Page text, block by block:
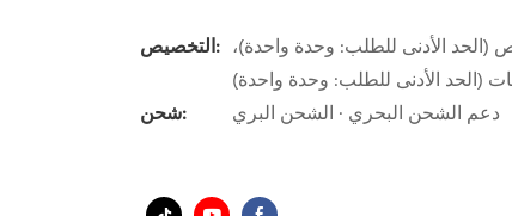
التخصيص: الأدنى للطلب: وحدة واحدة)،
(الحد الأدنى للطلب: وحدة واحدة)
شحن:
دعم الشحن البحري · الشحن البري